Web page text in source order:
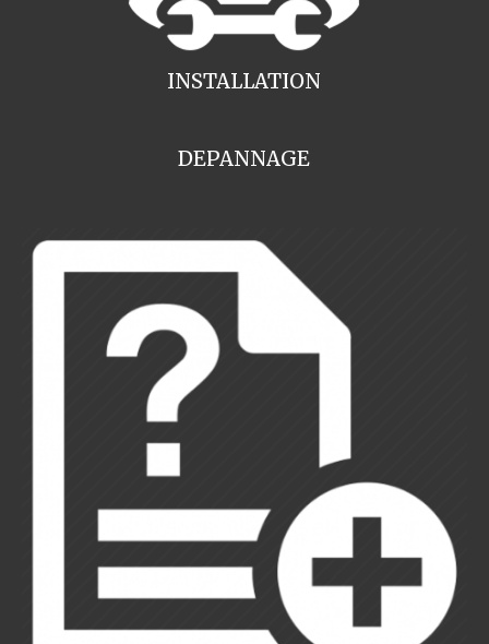
INSTALLATION
DEPANNAGE